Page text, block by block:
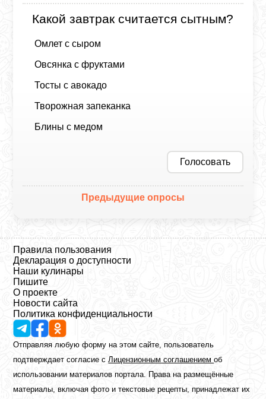
Какой завтрак считается сытным?
Омлет с сыром
Овсянка с фруктами
Тосты с авокадо
Творожная запеканка
Блины с медом
Голосовать
Предыдущие опросы
Правила пользования
Декларация о доступности
Наши кулинары
Пишите
О проекте
Новости сайта
Политика конфиденциальности
Отправляя любую форму на этом сайте, пользователь
подтверждает согласие сЛицензионным соглашениемоб
использовании материалов портала. Права на размещённые
материалы, включая фото и текстовые рецепты, принадлежат их